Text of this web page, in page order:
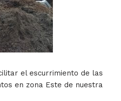
el escurrimiento de las
en zona Este de nuestra